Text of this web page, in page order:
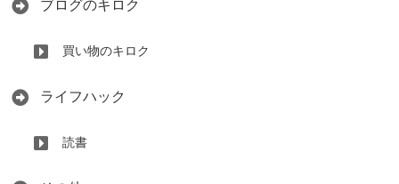
ブログのキロク
買い物のキロク
ライフハック
読書